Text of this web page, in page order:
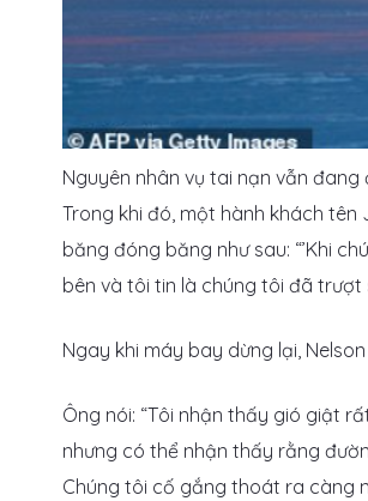
Nguyên nhân vụ tai nạn vẫn đang
Trong khi đó, một hành khách
băng đóng băng như sau: “’Khi
bên và tôi tin là chúng tôi đã trượt
Ngay khi máy bay dừng lại,
Ông nói: “Tôi nhận thấy gió giật
nhưng có thể nhận thấy rằng
Chúng tôi cố gắng thoát ra càng